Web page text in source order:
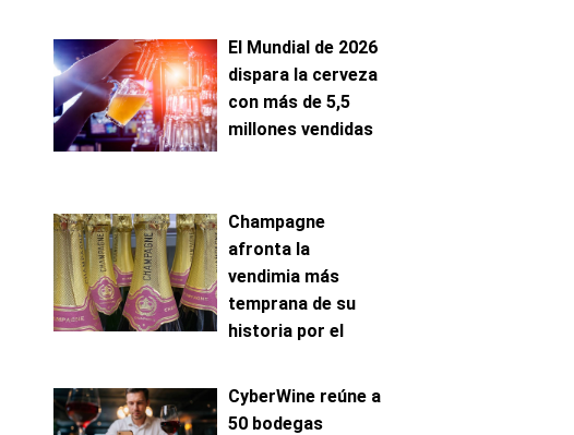
El Mundial de 2026
dispara la cerveza
con más de 5,5
millones vendidas
Champagne
afronta la
vendimia más
temprana de su
historia por el
maduración
CyberWine reúne a
50 bodegas